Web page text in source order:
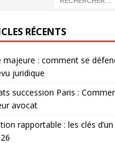
RÉCENTS
majeure : comment se
juridique
succession Paris :
avocat
rapportable : les clés